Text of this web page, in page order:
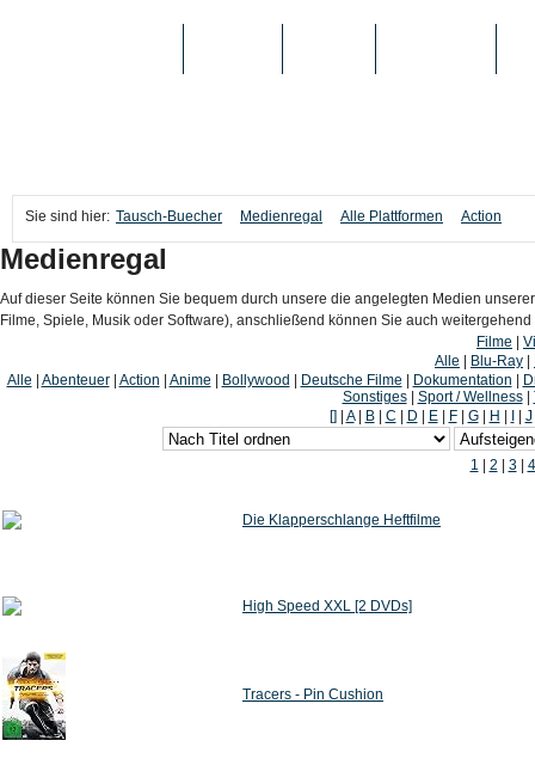
Sie sind hier: Tausch-Buecher Medienregal Alle Plattformen Action
Medienregal
Auf dieser Seite können Sie bequem durch unsere die angelegten Medien
Filme, Spiele, Musik oder Software), anschließend können Sie auch
Filme
Alle
Blu-Ray
Alle
Abenteuer| Action Anime Bollywood Deutsche Filme Dokumentation
Sonstiges| Sport / Wellness|
[]
A| B| C D E| F| G| H J
1 2 3| 4
Die Klapperschlange Heftfilme
High Speed XXL [2 DVDs]
Tracers - Pin Cushion